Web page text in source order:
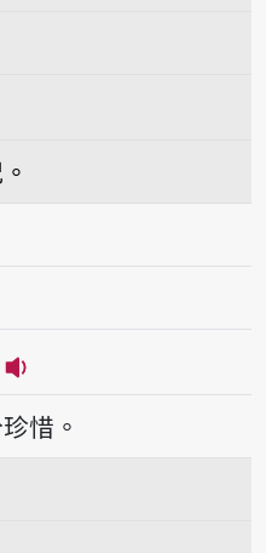
播放音讀sioh-miā-miā
惜。